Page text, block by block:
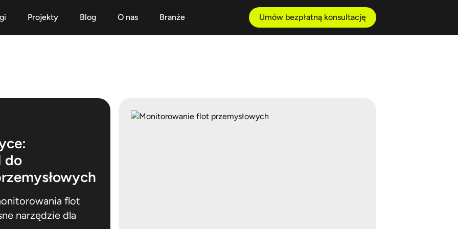
Projekty Blog O nas Branże Umów bezpłatną konsultację
do
flot
narzędzie dla